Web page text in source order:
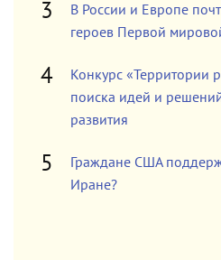
В России и Европе
героев Первой
Конкурс «Территории
поиска идей и
развития
Граждане США
Иране?